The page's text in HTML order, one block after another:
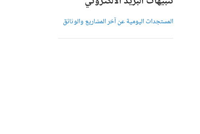
المستجدات اليومية عن آخر المشاريع والوثائق